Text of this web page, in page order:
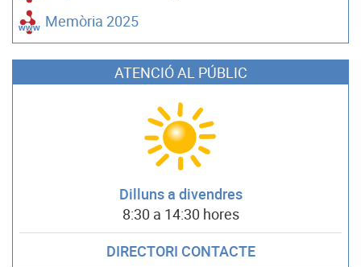
Memòria 2025
ATENCIÓ AL PÚBLIC
Dilluns a divendres
8:30 a 14:30 hores
DIRECTORI CONTACTE